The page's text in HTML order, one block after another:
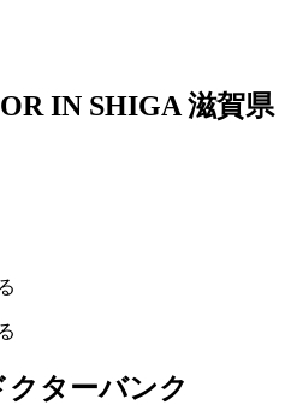
IN SHIGA 滋賀県
クターバンク